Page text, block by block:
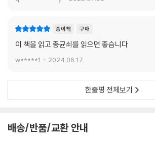
종이책 구매
이 책을 읽고 총균쇠를 읽으면 좋습니다
w*****1 2024.06.17.
한줄평 전체보기
배송/반품/교환 안내